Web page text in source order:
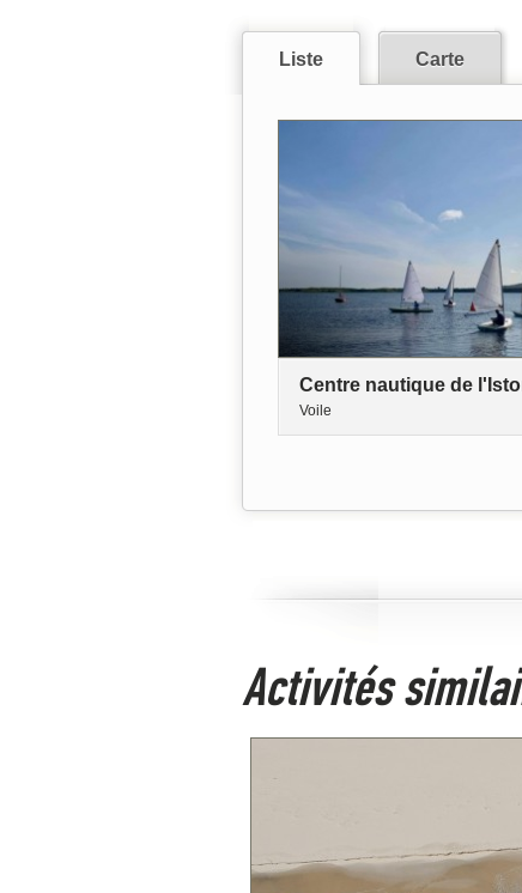
Liste Carte
Centre nautique de
Voile
Activités